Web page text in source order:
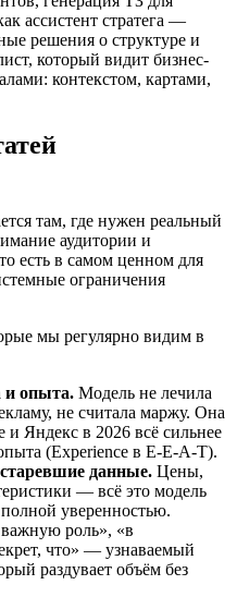
ассистент стратега —
решения о структуре и
который видит бизнес-
контекстом, картами,
там, где нужен реальный
аудитории и
есть в самом ценном для
ограничения
мы регулярно видим в
и опыта. Модель не лечила
не считала маржу. Она
Яндекс в 2026 всё сильнее
(Experience в E-E-A-T).
данные. Цены,
— всё это модель
уверенностью.
роль», «в
что» — узнаваемый
раздувает объём без